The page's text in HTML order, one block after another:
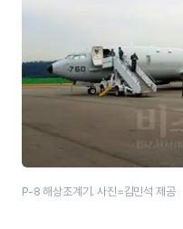
P-8 해상초계기. 사진=김민석 제공